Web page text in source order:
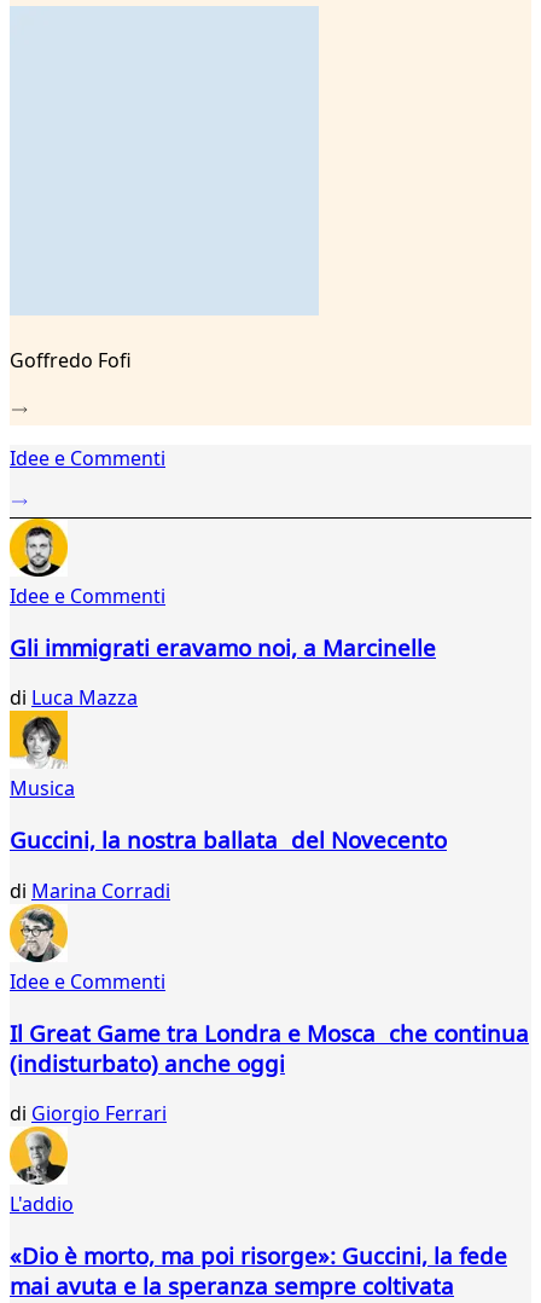
3
Goffredo Fofi
Idee e Commenti
Idee e Commenti
Gli immigrati eravamo noi, a Marcinelle
di Luca Mazza
Musica
Guccini, la nostra ballata del Novecento
di Marina Corradi
Idee e Commenti
Il Great Game tra Londra e Mosca che continua
(indisturbato) anche oggi
di Giorgio Ferrari
L'addio
«Dio è morto, ma poi risorge»: Guccini, la fede
mai avuta e la speranza sempre coltivata